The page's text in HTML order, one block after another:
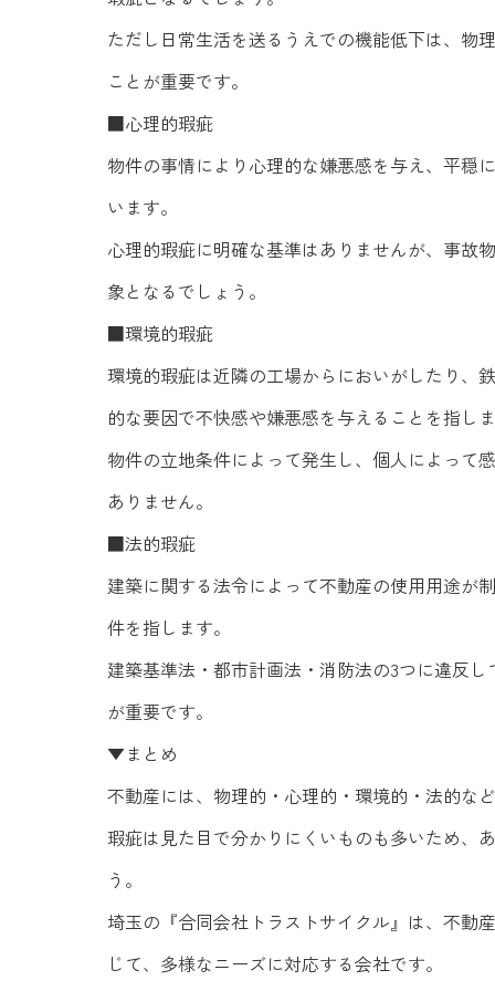
ただし日常生活を送るうえでの機能低下は、物
ことが重要です。
■心理的瑕疵
物件の事情により心理的な嫌悪感を与え、平穏
います。
心理的瑕疵に明確な基準はありませんが、事故
象となるでしょう。
■環境的瑕疵
環境的瑕疵は近隣の工場からにおいがしたり、
的な要因で不快感や嫌悪感を与えることを指し
物件の立地条件によって発生し、個人によって
ありません。
■法的瑕疵
建築に関する法令によって不動産の使用用途が
件を指します。
建築基準法・都市計画法・消防法の3つに違反
が重要です。
▼まとめ
不動産には、物理的・心理的・環境的・法的な
瑕疵は見た目で分かりにくいものも多いため、
う。
埼玉の『合同会社トラストサイクル』は、不動
じて、多様なニーズに対応する会社です。